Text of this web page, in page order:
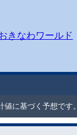
きなわワールド
に基づく予想です。